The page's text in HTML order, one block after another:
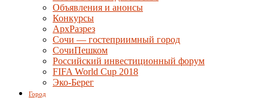
Объявления и анонсы
Конкурсы
АрхРазрез
Сочи — гостеприимный город
СочиПешком
Российский инвестиционный форум
FIFA World Cup 2018
Эко-Берег
Город